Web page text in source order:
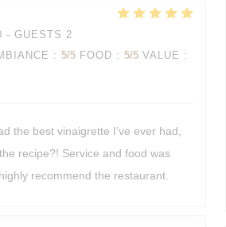
- GUESTS 2
: 5/5 FOOD : 5/5 VALUE :
the best vinaigrette I’ve ever had,
recipe?! Service and food was
recommend the restaurant.